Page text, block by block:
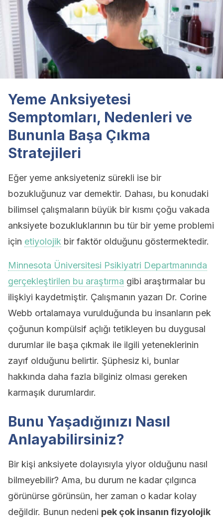
Yeme Anksiyetesi
Semptomları, Nedenleri ve
Bununla Başa Çıkma
Stratejileri
Eğer yeme anksiyeteniz sürekli ise bir
bozukluğunuz var demektir. Dahası, bu konudaki
bilimsel çalışmaların büyük bir kısmı çoğu vakada
anksiyete bozukluklarının bu tür bir yeme problemi
için etiyolojik bir faktör olduğunu göstermektedir.
Minnesota Üniversitesi Psikiyatri Departmanında
gerçekleştirilen bu araştırma gibi araştırmalar bu
ilişkiyi kaydetmiştir. Çalışmanın yazarı Dr. Corine
Webb ortalamaya vurulduğunda bu insanların pek
çoğunun kompülsif açlığı tetikleyen bu duygusal
durumlar ile başa çıkmak ile ilgili yeteneklerinin
zayıf olduğunu belirtir. Şüphesiz ki, bunlar
hakkında daha fazla bilginiz olması gereken
karmaşık durumlardır.
Bunu Yaşadığınızı Nasıl
Anlayabilirsiniz?
Bir kişi anksiyete dolayısıyla yiyor olduğunu nasıl
bilmeyebilir? Ama, bu durum ne kadar çılgınca
görünürse görünsün, her zaman o kadar kolay
değildir. Bunun nedeni pek çok insanın fizyolojik